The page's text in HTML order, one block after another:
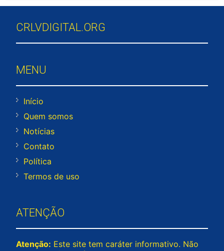
CRLVDIGITAL.ORG
MENU
Início
Quem somos
Notícias
Contato
Política
Termos de uso
ATENÇÃO
Atenção: Este site tem caráter informativo. Não